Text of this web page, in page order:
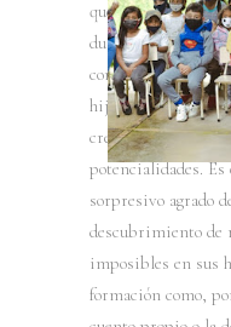
que los docentes y
durante el año, se
compromiso de los
hijos y, lo más
credibilidad en el
potencialidades.
sorpresivo agrado
descubrimiento de
imposibles en sus
formación como,